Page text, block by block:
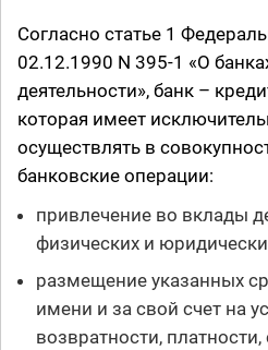
Согласно статье 1
02.12.1990 N 395-1 «О
деятельности», банк –
которая имеет
осуществлять в
банковские операции:
привлечение во вклады
физических и
размещение указанных
имени и за свой счет на
возвратности, платности,